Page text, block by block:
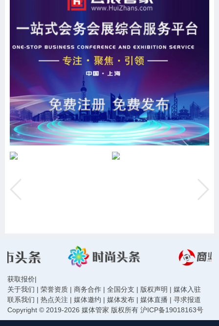
获取报价|
关于我们 | 荣誉资质 | 商务合作 | 全国分支 | 版权声明 | 媒体入驻
联系我们 | 热点关注 | 媒体邀约 | 媒体发布 | 媒体直播 | 寻求报道
Copyright © 2019-2026 媒体管家 版权所有 沪ICP备19018163号